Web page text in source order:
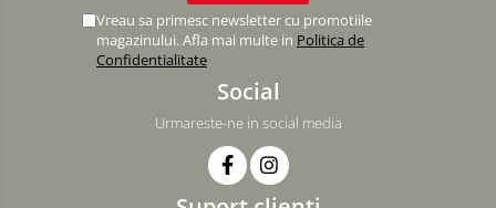
Vreau sa primesc newsletter cu promotiile
magazinului. Afla mai multe in Politica de
Confidentialitate
Social
Urmareste-ne in social media